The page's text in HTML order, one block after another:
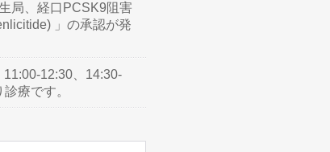
局、経口PCSK9阻害
」の承認が発
12:30、14:30-
療です。